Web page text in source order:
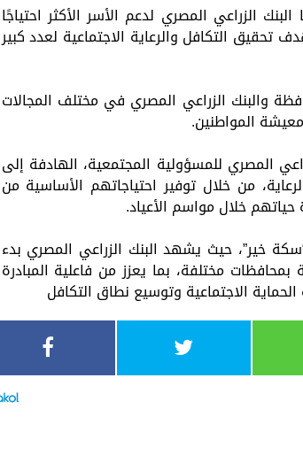
الزراعي المصري لدعم الأسر الأكثر احتياجًا
تحقيق التكافل والرعاية الاجتماعية لعدد كبير
والبنك الزراعي المصري في مختلف المجالات
المواطنين.
المصري للمسؤولية المجتمعية، الهادفة إلى
من خلال توفير احتياجاتهم الأساسية من
خلال مواسم الأعياد.
خير”، حيث يشهد البنك الزراعي المصري بدء
بمحافظات مختلفة، بما يعزز من فاعلية المبادرة
الاجتماعية وتوسيع نطاق التكافل